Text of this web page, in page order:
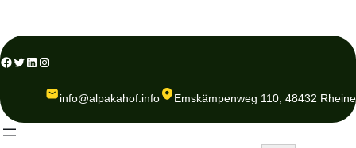
springen
Facebook Twitter LinkedIn Instagram
info@alpakahof.info Emskämpenweg 110, 48432 Rheine